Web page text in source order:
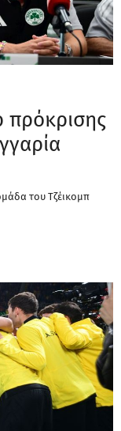
πρόκρισης
του Τζέικομπ